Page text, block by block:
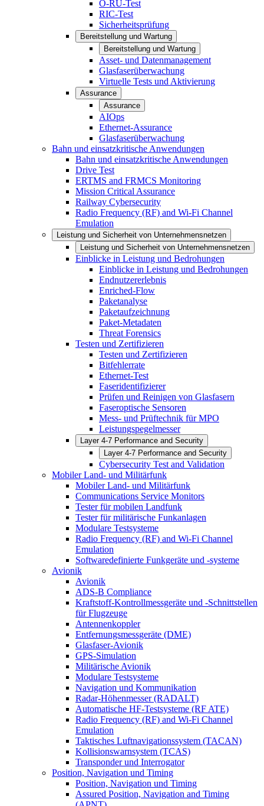
O-RU-Test
RIC-Test
Sicherheitsprüfung
Bereitstellung und Wartung
Bereitstellung und Wartung
Asset- und Datenmanagement
Glasfaserüberwachung
Virtuelle Tests und Aktivierung
Assurance
Assurance
AIOps
Ethernet-Assurance
Glasfaserüberwachung
Bahn und einsatzkritische Anwendungen
Bahn und einsatzkritische Anwendungen
Drive Test
ERTMS and FRMCS Monitoring
Mission Critical Assurance
Railway Cybersecurity
Radio Frequency (RF) and Wi-Fi Channel
Emulation
Leistung und Sicherheit von Unternehmensnetzen
Leistung und Sicherheit von Unternehmensnetzen
Einblicke in Leistung und Bedrohungen
Einblicke in Leistung und Bedrohungen
Endnutzererlebnis
Enriched-Flow
Paketanalyse
Paketaufzeichnung
Paket-Metadaten
Threat Forensics
Testen und Zertifizieren
Testen und Zertifizieren
Bitfehlerrate
Ethernet-Test
Faseridentifizierer
Prüfen und Reinigen von Glasfasern
Faseroptische Sensoren
Mess- und Prüftechnik für MPO
Leistungspegelmesser
Layer 4-7 Performance and Security
Layer 4-7 Performance and Security
Cybersecurity Test and Validation
Mobiler Land- und Militärfunk
Mobiler Land- und Militärfunk
Communications Service Monitors
Tester für mobilen Landfunk
Tester für militärische Funkanlagen
Modulare Testsysteme
Radio Frequency (RF) and Wi-Fi Channel
Emulation
Softwaredefinierte Funkgeräte und -systeme
Avionik
Avionik
ADS-B Compliance
Kraftstoff-Kontrollmessgeräte und -Schnittstellen
für Flugzeuge
Antennenkoppler
Entfernungsmessgeräte (DME)
Glasfaser-Avionik
GPS-Simulation
Militärische Avionik
Modulare Testsysteme
Navigation und Kommunikation
Radar-Höhenmesser (RADALT)
Automatische HF-Testsysteme (RF ATE)
Radio Frequency (RF) and Wi-Fi Channel
Emulation
Taktisches Luftnavigationssystem (TACAN)
Kollisionswarnsystem (TCAS)
Transponder und Interrogator
Position, Navigation und Timing
Position, Navigation und Timing
Assured Position, Navigation and Timing